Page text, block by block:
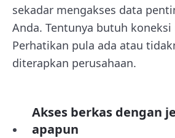
sekadar mengakses data
Anda. Tentunya butuh
Perhatikan pula ada atau
diterapkan perusahaan.
Akses berkas dengan
apapun